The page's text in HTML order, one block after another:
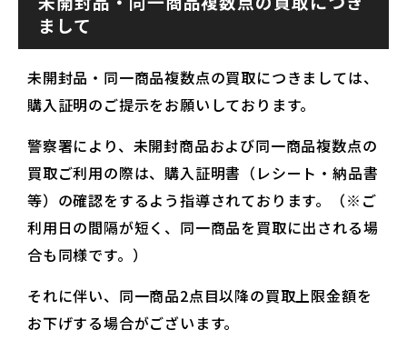
まして
未開封品・同一商品複数点の買取につきましては、
購入証明のご提示をお願いしております。
警察署により、未開封商品および同一商品複数点の
買取ご利用の際は、購入証明書（レシート・納品書
等）の確認をするよう指導されております。（※ご
利用日の間隔が短く、同一商品を買取に出される場
合も同様です。）
それに伴い、同一商品2点目以降の買取上限金額を
お下げする場合がございます。